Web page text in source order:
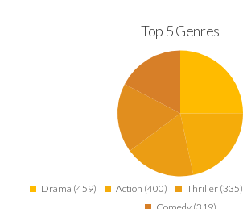
Top 5 Genres
Drama (459) Action (400) Thriller (335)
Comedy (319)